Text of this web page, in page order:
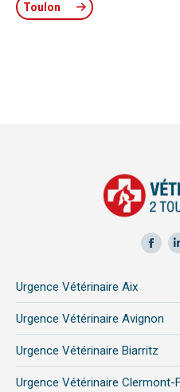
Toulon
in
new
Urgence Vétérinaire Aix
Urgence Vétérinaire Avignon
Urgence Vétérinaire Biarritz
Urgence Vétérinaire Clermont-